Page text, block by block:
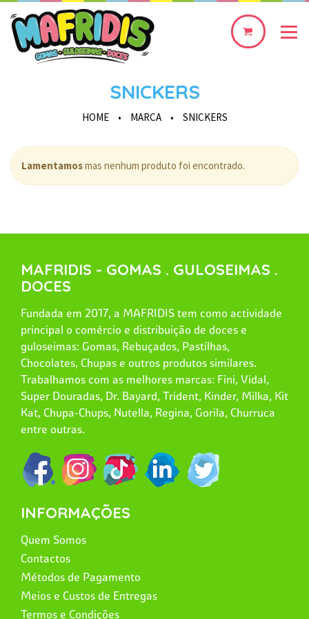
0
SNICKERS
HOME • MARCA • SNICKERS
Lamentamosmas nenhum produto foi encontrado.
MAFRIDIS - GOMAS . GULOSEIMAS .
DOCES
Fundada em 2017, a MAFRIDIS tem como actividade
principal o comércio e distribuição de doces e
guloseimas: Gomas, Rebuçados, Pastilhas,
Chocolates, Chupas e outros produtos similares.
Trabalhamos com as melhores marcas: Fini, Vidal,
Super Douradas, Dr. Bayard, Trident, Kinder, Milka, Kit
Kat, Chupa-Chups, Nutella, Regina, Gorila, Churruca
entre outras.
INFORMAÇÕES
Quem Somos
Contactos
Métodos de Pagamento
Meios e Custos de Entregas
Termos e Condições